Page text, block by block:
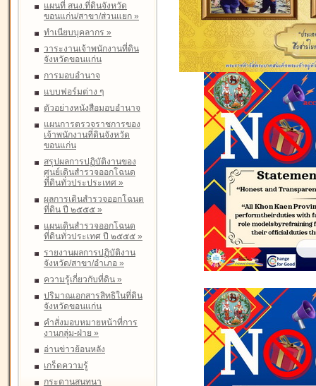
แผนที่ สนง.ที่ดินจังหวัด
ขอนแก่น/สาขา/ส่วนแยก »
ทำเนียบบุคลากร »
วาระงานเจ้าพนักงานที่ดิน
จังหวัดขอนแก่น
การมอบอำนาจ
แบบฟอร์มต่าง ๆ
ตัวอย่างหนังสือมอบอำนาจ
แผนการตรวจราชการของ
เจ้าพนักงานที่ดินจังหวัด
ขอนแก่น
สรุปผลการปฏิบัติงานของ
ศูนย์เดินสำรวจออกโฉนด
ที่ดินทั่วประประเทศ »
ผลการเดินสำรวจออกโฉนด
ที่ดิน ปี ๒๕๕๕ »
แผนเดินสำรวจออกโฉนด
ที่ดินทั่วประเทศ ปี ๒๕๕๕ »
รายงานผลการปฏิบัติงาน
จังหวัด/สาขา/อำเภอ »
ความรู้เกี่ยวกับที่ดิน »
ปริมาณเอกสารสิทธิในที่ดิน
จังหวัดขอนแก่น
คำสั่งมอบหมายหน้าที่การ
งานกลุ่ม-ฝ่าย »
อ่านข่าวย้อนหลัง
เกร็ดความรู้
กระดานสนทนา